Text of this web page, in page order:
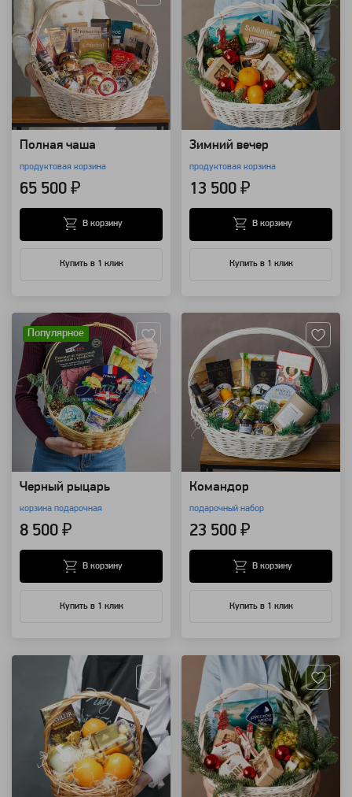
Полная чаша
продуктовая корзина
65 500 ₽
Купить в 1 клик
В корзину
Зимний вечер
продуктовая корзина
13 500 ₽
Купить в 1 клик
В корзину
Популярное
Черный рыцарь
корзина подарочная
8 500 ₽
Купить в 1 клик
В корзину
Командор
подарочный набор
23 500 ₽
Купить в 1 клик
В корзину